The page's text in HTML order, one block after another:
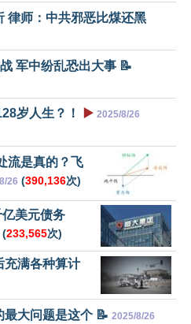
律师：中共邪恶比煤还黑
军中纷乱恐出大事 📝
岁人生？！ ▶️ 2025/8/26
流是真的？飞
26 (390,136次)
美元债务
(233,565次)
充满各种算计
大问题是这个 📝 2025/8/26